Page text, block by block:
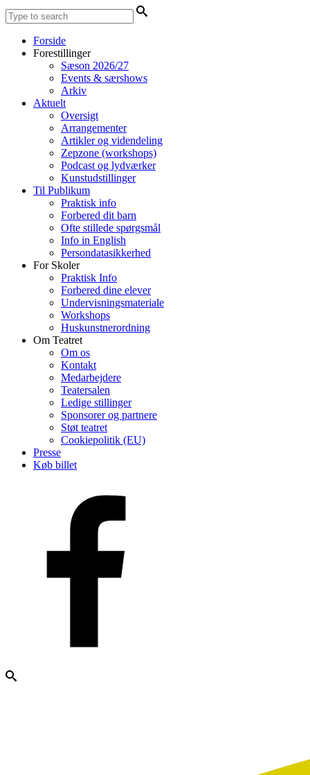
Forside
Forestillinger
Sæson 2026/27
Events & særshows
Arkiv
Aktuelt
Oversigt
Arrangementer
Artikler og videndeling
Zepzone (workshops)
Podcast og lydværker
Kunstudstillinger
Til Publikum
Praktisk info
Forbered dit barn
Ofte stillede spørgsmål
Info in English
Persondatasikkerhed
For Skoler
Praktisk Info
Forbered dine elever
Undervisningsmateriale
Workshops
Huskunstnerordning
Om Teatret
Om os
Kontakt
Medarbejdere
Teatersalen
Ledige stillinger
Sponsorer og partnere
Støt teatret
Cookiepolitik (EU)
Presse
Køb billet